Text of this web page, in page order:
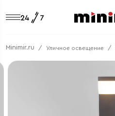
Minimir.ru Уличное освещение